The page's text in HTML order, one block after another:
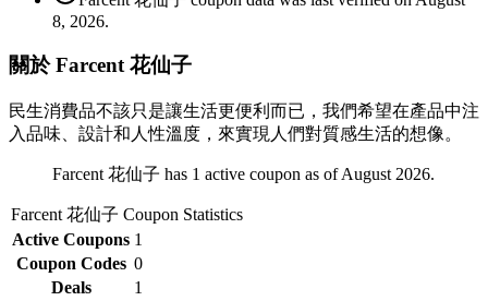
8, 2026.
關於 Farcent 花仙子
民生消費品不該只是讓生活更便利而已，我們希望在產品中注
入品味、設計和人性溫度，來實現人們對質感生活的想像。
Farcent 花仙子 has 1 active coupon as of August 2026.
Farcent 花仙子 Coupon Statistics
Active Coupons 1
Coupon Codes 0
Deals
1